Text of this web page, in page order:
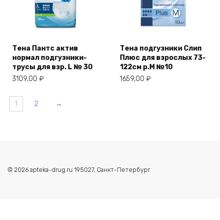
Тена Пантс актив
нормал подгузники-
трусы для взр. L № 30
3109,00 ₽
Тена подгузники Слип
Плюс для взрослых 73-
122см р.M №10
1659,00 ₽
1 2 →
© 2026 apteka-drug.ru 195027, Санкт-Петербург